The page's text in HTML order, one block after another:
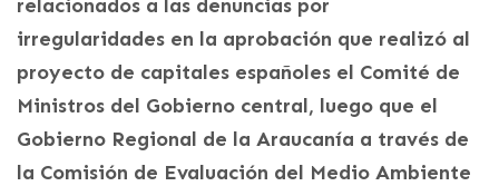
relacionados a las denuncias por
irregularidades en la aprobación que realizó al
proyecto de capitales españoles el Comité de
Ministros del Gobierno central, luego que el
Gobierno Regional de la Araucanía a través de
la Comisión de Evaluación del Medio Ambiente